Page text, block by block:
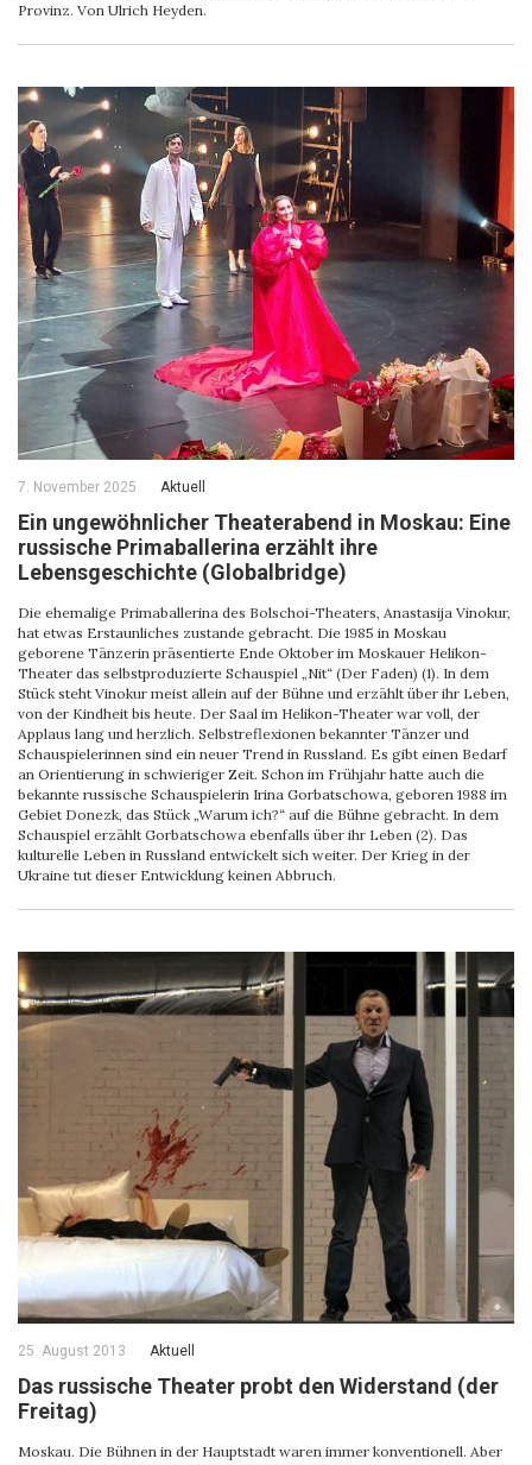
Provinz. Von Ulrich Heyden.
7. November 2025 Aktuell
Ein ungewöhnlicher Theaterabend in Moskau: Eine
russische Primaballerina erzählt ihre
Lebensgeschichte (Globalbridge)
Die ehemalige Primaballerina des Bolschoi-Theaters, Anastasija Vinokur,
hat etwas Erstaunliches zustande gebracht. Die 1985 in Moskau
geborene Tänzerin präsentierte Ende Oktober im Moskauer Helikon-
Theater das selbstproduzierte Schauspiel „Nit“ (Der Faden) (1). In dem
Stück steht Vinokur meist allein auf der Bühne und erzählt über ihr Leben,
von der Kindheit bis heute. Der Saal im Helikon-Theater war voll, der
Applaus lang und herzlich. Selbstreflexionen bekannter Tänzer und
Schauspielerinnen sind ein neuer Trend in Russland. Es gibt einen Bedarf
an Orientierung in schwieriger Zeit. Schon im Frühjahr hatte auch die
bekannte russische Schauspielerin Irina Gorbatschowa, geboren 1988 im
Gebiet Donezk, das Stück „Warum ich?“ auf die Bühne gebracht. In dem
Schauspiel erzählt Gorbatschowa ebenfalls über ihr Leben (2). Das
kulturelle Leben in Russland entwickelt sich weiter. Der Krieg in der
Ukraine tut dieser Entwicklung keinen Abbruch.
25. August 2013 Aktuell
Das russische Theater probt den Widerstand (der
Freitag)
Moskau. Die Bühnen in der Hauptstadt waren immer konventionell. Aber